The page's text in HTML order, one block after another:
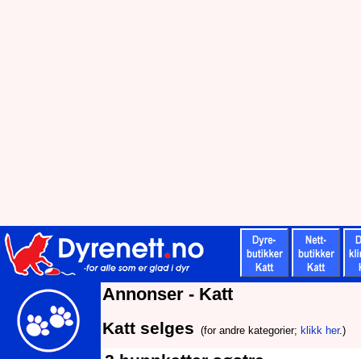
Annonser - Katt
Katt selges (for andre kategorier; klikk her.)